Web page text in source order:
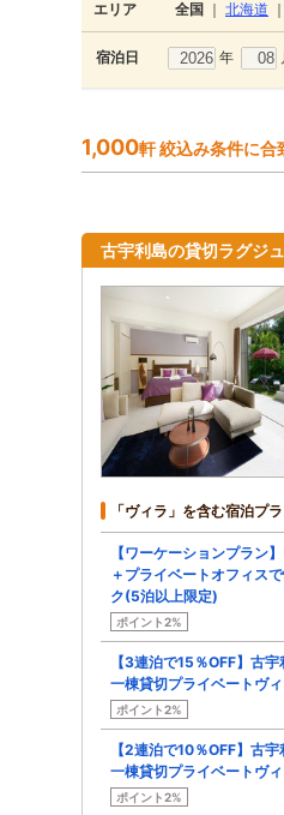
エリア 全国 北海道
宿泊日 年
1,000軒 絞込み条件に合
古宇利島の貸切ラグジ
「ヴィラ」を含む宿泊プ
【ワーケーションプラン
＋プライベートオフィス
ク(5泊以上限定)
ポイント2%
【3連泊で15％OFF】古
一棟貸切プライベートヴィ
ポイント2%
【2連泊で10％OFF】古
一棟貸切プライベートヴィ
ポイント2%